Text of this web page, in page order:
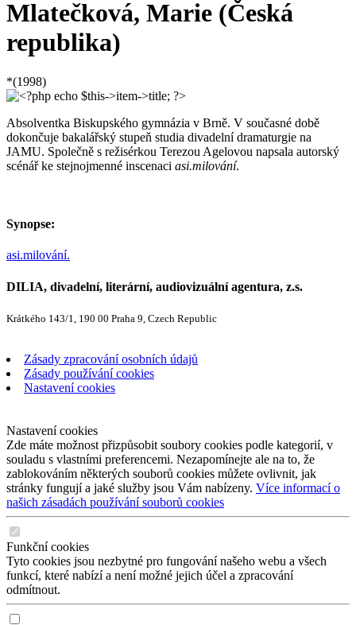
Mlatečková, Marie (Česká
republika)
*(1998)
Absolventka Biskupského gymnázia v Brně. V současné době
dokončuje bakalářský stupeň studia divadelní dramaturgie na
JAMU. Společně s režisérkou Terezou Agelovou napsala autorský
scénář ke stejnojmenné inscenaci asi.milování.
Synopse:
asi.milování.
DILIA, divadelní, literární, audiovizuální agentura, z.s.
Krátkého 143/1, 190 00 Praha 9, Czech Republic
Zásady zpracování osobních údajů
Zásady používání cookies
Nastavení cookies
Nastavení cookies
Zde máte možnost přizpůsobit soubory cookies podle kategorií, v
souladu s vlastními preferencemi. Nezapomínejte ale na to, že
zablokováním některých souborů cookies můžete ovlivnit, jak
stránky fungují a jaké služby jsou Vám nabízeny. Více informací o
našich zásadách používání souborů cookies
Funkční cookies
Tyto cookies jsou nezbytné pro fungování našeho webu a všech
funkcí, které nabízí a není možné jejich účel a zpracování
odmítnout.